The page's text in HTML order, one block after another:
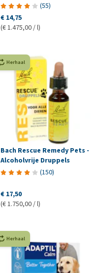
(55)
€ 14,75
(€ 1.475,00 / l)
Herhaal
Bach Rescue Remedy Pets -
Alcoholvrije Druppels
(150)
€ 17,50
(€ 1.750,00 / l)
Herhaal